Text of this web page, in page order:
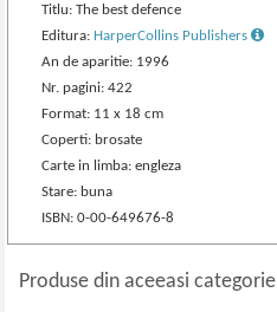
Titlu: The best defence
Editura: HarperCollins Publishers
An de aparitie: 1996
Nr. pagini: 422
Format: 11 x 18 cm
Coperti: brosate
Carte in limba: engleza
Stare: buna
ISBN: 0-00-649676-8
Produse din aceeasi categorie